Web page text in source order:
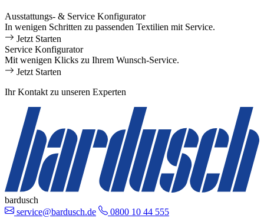
Ausstattungs- & Service Konfigurator
In wenigen Schritten zu passenden Textilien mit Service.
Jetzt Starten
Service Konfigurator
Mit wenigen Klicks zu Ihrem Wunsch-Service.
Jetzt Starten
Ihr Kontakt zu unseren Experten
bardusch
service@bardusch.de
0800 10 44 555